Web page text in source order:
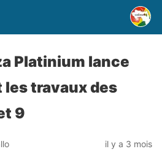
Platinium lance
travaux des
9
il y a 3 mois